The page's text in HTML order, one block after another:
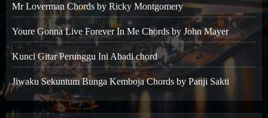
Mr Loverman Chords by Ricky Montgomery
Youre Gonna Live Forever In Me Chords by John Mayer
Kunci Gitar Perunggu Ini Abadi chord
Jiwaku Sekuntum Bunga Kemboja Chords by Panji Sakti